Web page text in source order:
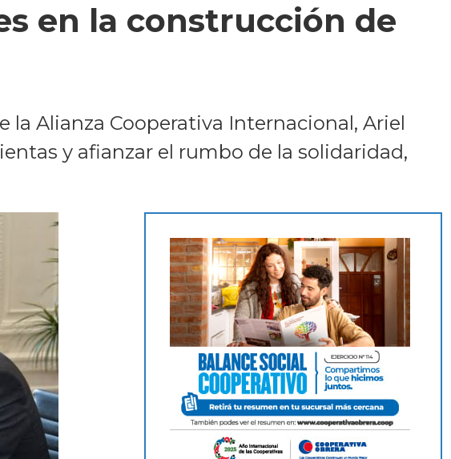
en la construcción de
la Alianza Cooperativa Internacional, Ariel
y afianzar el rumbo de la solidaridad,